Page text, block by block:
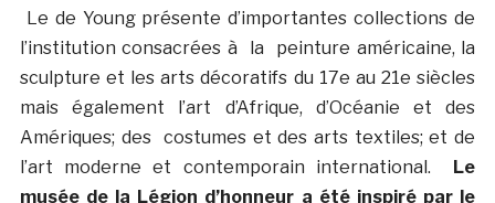
Le de Young présente d’importantes collections de
l’institution consacrées à la peinture américaine, la
sculpture et les arts décoratifs du 17e au 21e siècles
mais également l’art d’Afrique, d’Océanie et des
Amériques; des costumes et des arts textiles; et de
l’art moderne et contemporain international. Le
musée de la Légion d’honneur a été inspiré par le